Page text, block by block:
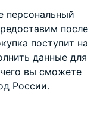
персональный
после
поступит на
данные для
вы сможете
России.